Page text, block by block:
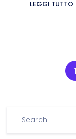
LEGGI TUTTO
1